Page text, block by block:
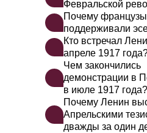
Февральской
Почему французы
поддерживали
Кто встречал
апреле 1917
Чем закончились
демонстрации в
в июле 1917 года?
Почему Ленин
Апрельскими
дважды за один